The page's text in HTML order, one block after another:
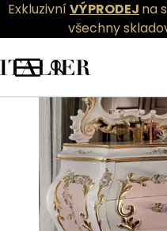
ExkluzivníVÝPRODEJ na
všechny